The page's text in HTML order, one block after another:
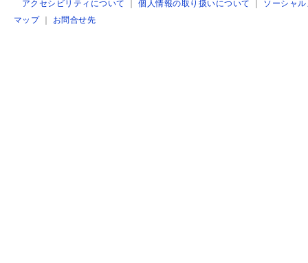
アクセシビリティについて ｜個人情報の取り扱いについて
ソーシャ
マップ｜ お問合せ先